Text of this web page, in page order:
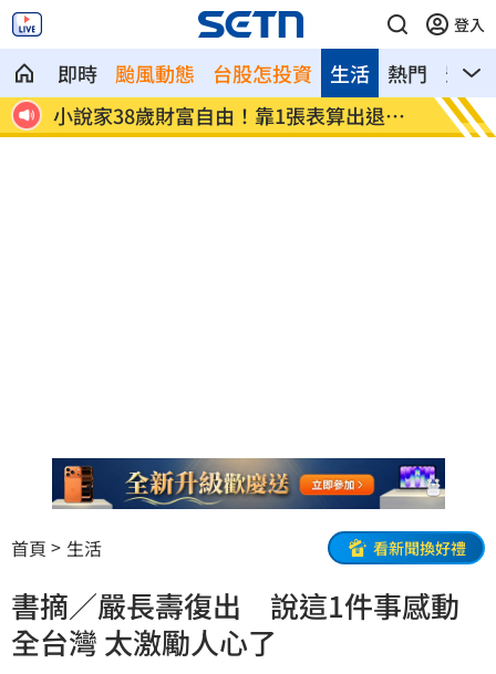
登入
即時 颱風動態 台股怎投資 熱門 影音
生活
紅 小說家38歲財富自由！靠1張表算出退休
金
全聯
付」！
首頁 生活 看新聞換好禮
書摘／嚴長壽復出 說這1件事感動
全台灣 太激勵人心了